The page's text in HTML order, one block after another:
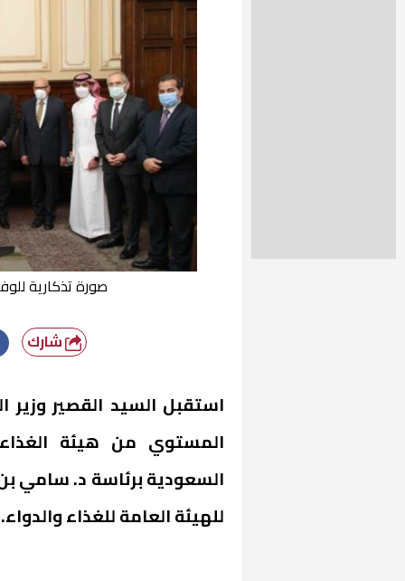
صورة تذكارية
شارك
استقبل السيد القصير وزير
المستوي من هيئة الغذاء
السعودية برئاسة د. سامي
للهيئة العامة للغذاء والدواء.